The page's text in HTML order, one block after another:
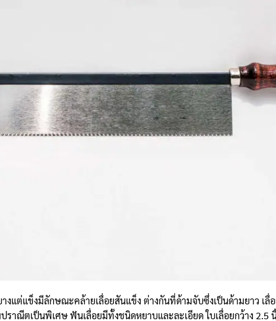
งแต่แข็งมีลักษณะคล้ายเลื่อยสันแข็ง ต่างกันที่ด้ามจับซึ่งเป็นด้ามยาว เลื่
ราณีตเป็นพิเศษ ฟันเลื่อยมีทั้งชนิดหยาบและละเอียด ใบเลื่อยกว้าง 2.5